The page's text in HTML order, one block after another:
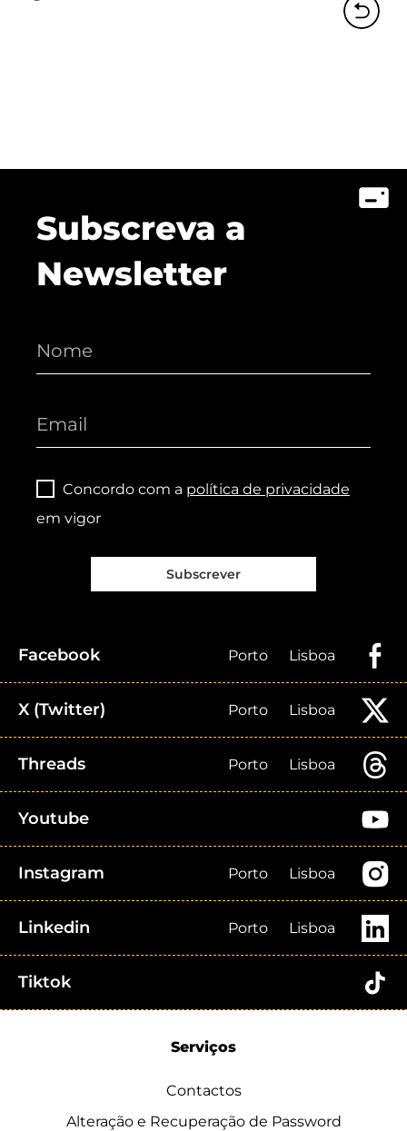
Subscreva a
Newsletter
Concordo com a política de privacidade
em vigor
Subscrever
Facebook Porto Lisboa
X (Twitter) Porto Lisboa
Threads Porto Lisboa
Youtube
Instagram Porto Lisboa
Linkedin Porto Lisboa
Tiktok
Serviços
Contactos
Alteração e Recuperação de Password